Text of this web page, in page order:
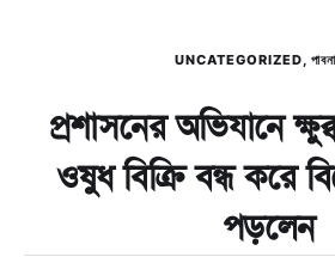
UNCATEGORIZED,
প্রশাসনের অভিযানে
ওষুধ বিক্রি বন্ধ করে
পড়লেন